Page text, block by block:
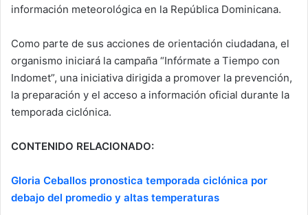
información meteorológica en la República Dominicana.
Como parte de sus acciones de orientación ciudadana, el
organismo iniciará la campaña “Infórmate a Tiempo con
Indomet”, una iniciativa dirigida a promover la prevención,
la preparación y el acceso a información oficial durante la
temporada ciclónica.
CONTENIDO RELACIONADO:
Gloria Ceballos pronostica temporada ciclónica por
debajo del promedio y altas temperaturas